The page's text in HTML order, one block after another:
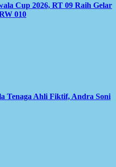
Cup 2026, RT 09 Raih Gelar
010
Tenaga Ahli Fiktif, Andra Soni